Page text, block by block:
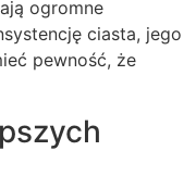
ogromne
ciasta, jego
pewność, że